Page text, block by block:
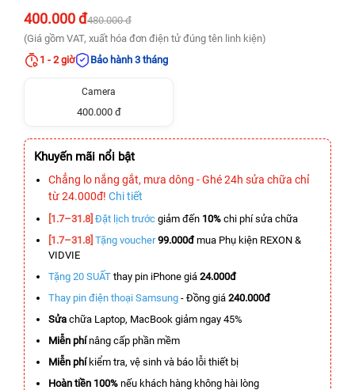
400.000 đ480.000 đ
(Giá gồm VAT, xuất hóa đơn điện tử đúng tên linh kiện)
1 - 2 giờ
Bảo hành 3 tháng
Camera
400.000 đ
Khuyến mãi nổi bật
Chẳng lo nắng gắt, mưa dông - Ghé 24h sửa chữa chỉ
từ 24.000đ! Chi tiết
[1.7–31.8] Đặt lịch trước giảm đến 10% chi phí sửa chữa
[1.7–31.8] Tặng voucher 99.000đmua Phụ kiện REXON &
VIDVIE
Tặng 20 SUẤT thay pin iPhone giá 24.000đ
Thay pin điện thoại Samsung - Đồng giá 240.000đ
Sửa chữa Laptop, MacBook giảm ngay 45%
Miễn phínâng cấp phần mềm
Miễn phíkiểm tra, vệ sinh và báo lỗi thiết bị
Hoàn tiền 100% nếu khách hàng không hài lòng